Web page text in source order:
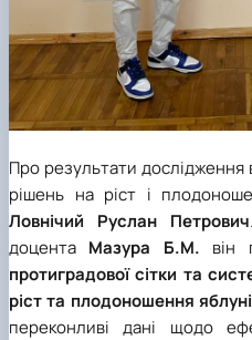
Про результати дослідження
рішень на ріст і
Ловнічий Руслан Петрович
доцента Мазура Б.М. він
протиградової сітки та
ріст та плодоношення
переконливі дані щодо